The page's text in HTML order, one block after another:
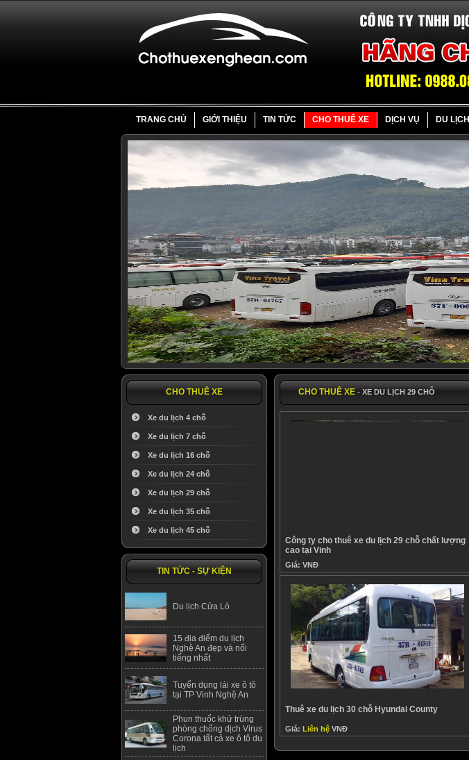
TRANG CHỦ GIỚI THIỆU TIN TỨC CHO THUÊ XE DỊCH VỤ DU LỊCH
CHO THUÊ XE
Xe du lịch 4 chỗ
Xe du lịch 7 chỗ
Xe du lịch 16 chỗ
Xe du lịch 24 chỗ
Xe du lịch 29 chỗ
Xe du lịch 35 chỗ
Xe du lịch 45 chỗ
TIN TỨC - SỰ KIỆN
Du lịch Cửa Lò
15 địa điểm du lịch
Nghệ An đẹp và nổi
tiếng nhất
Tuyển dụng lái xe ô tô
tại TP Vinh Nghệ An
Phun thuốc khử trùng
phòng chống dịch Virus
Corona tất cả xe ô tô du
lịch
CHO THUÊ XE - XE DU LỊCH 29 CHỖ
Công ty cho thuê xe du lịch 29 chỗ chất lượng
cao tại Vinh
Giá: VNĐ
Thuê xe du lịch 30 chỗ Hyundai County
Giá: Liên hệVNĐ